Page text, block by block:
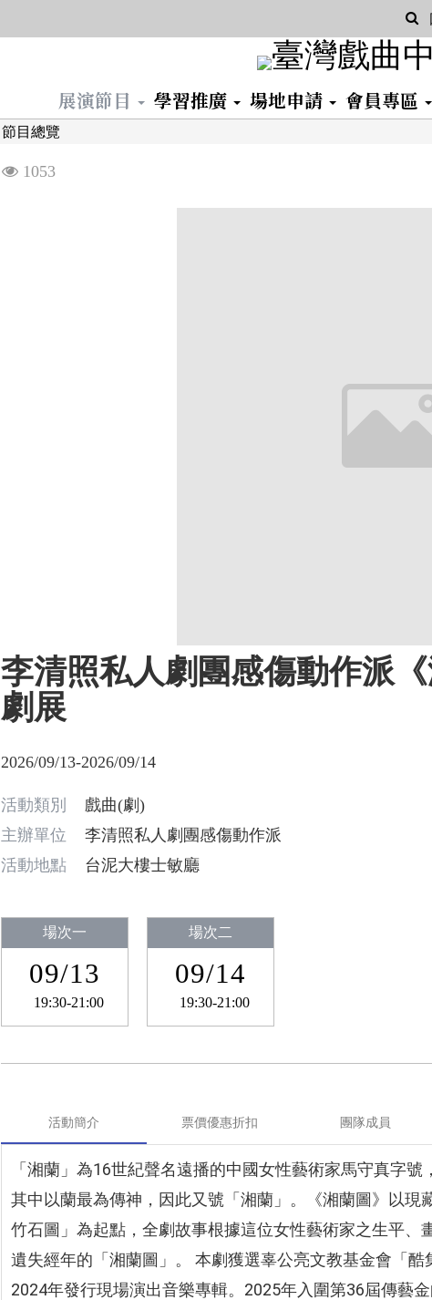
查
詢
展演節目 學習推廣 場地申請 會員專區
節目總覽
觀1053
李清照私人劇團感傷動作派
劇展
2026/09/13-2026/09/14
活動類別
戲曲(劇)
主辦單位
李清照私人劇團感傷動作派
活動地點
台泥大樓士敏廳
場次一
09/13
19:30-21:00
場次二
09/14
19:30-21:00
活動簡介 票價優惠折扣 團隊成員
「湘蘭」為16世紀聲名遠播的中國女性藝術家馬守真字
其中以蘭最為傳神，因此又號「湘蘭」。《湘蘭圖》以
竹石圖」為起點，全劇故事根據這位女性藝術家之生平
遺失經年的「湘蘭圖」。 本劇獲選辜公亮文教基金會「酷
2024年發行現場演出音樂專輯。2025年入圍第36屆傳藝